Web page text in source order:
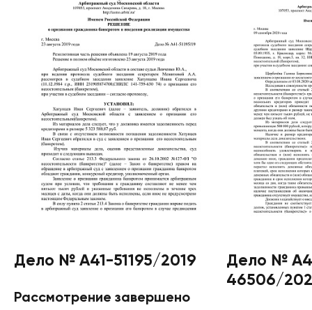
Дело № А41-51195/2019
Рассмотрение завершено
Дело №
46506/